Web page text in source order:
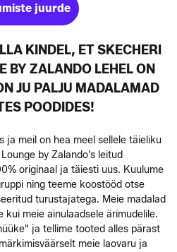
juurde
KINDEL, ET SKECHERI
BY ZALANDO LEHEL ON
JU PALJU MADALAMAD
POODIDES!
ja meil on hea meel sellele täieliku
by Zalando’s leitud
originaal ja täiesti uus. Kuulume
ning teeme koostööd otse
turustajatega. Meie madalad
kui meie ainulaadsele ärimudelile.
ja tellime tooted alles pärast
meie laovaru ja